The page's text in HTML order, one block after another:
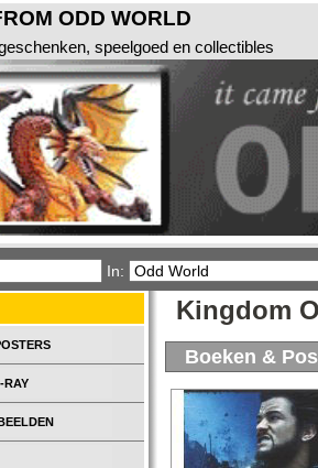
ODD WORLD
speelgoed en collectibles
In:
Kingdom
Boeken &
RAY